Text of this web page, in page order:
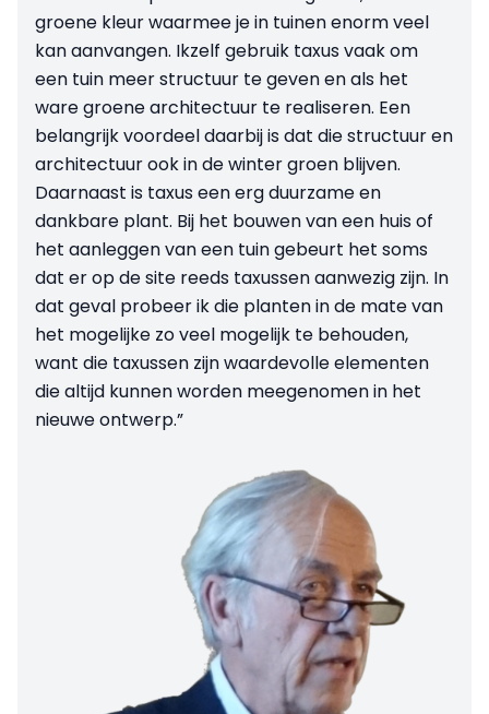
groene kleur waarmee je in tuinen enorm veel
kan aanvangen. Ikzelf gebruik taxus vaak om
een tuin meer structuur te geven en als het
ware groene architectuur te realiseren. Een
belangrijk voordeel daarbij is dat die structuur en
architectuur ook in de winter groen blijven.
Daarnaast is taxus een erg duurzame en
dankbare plant. Bij het bouwen van een huis of
het aanleggen van een tuin gebeurt het soms
dat er op de site reeds taxussen aanwezig zijn. In
dat geval probeer ik die planten in de mate van
het mogelijke zo veel mogelijk te behouden,
want die taxussen zijn waardevolle elementen
die altijd kunnen worden meegenomen in het
nieuwe ontwerp.”